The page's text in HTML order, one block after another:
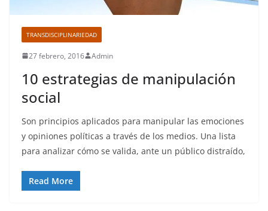
TRANSDISCIPLINARIEDAD
27 febrero, 2016 Admin
10 estrategias de manipulación
social
Son principios aplicados para manipular las emociones
y opiniones políticas a través de los medios. Una lista
para analizar cómo se valida, ante un público distraído,
Read More